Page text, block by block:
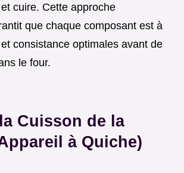
cuire. Cette approche
que chaque composant est à
consistance optimales avant de
le four.
Cuisson de la
à Quiche)